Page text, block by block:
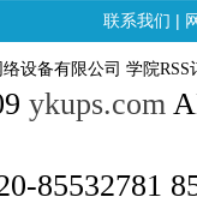
联系我们 |
设备有限公司 学院RSS
ykups.com
85532781